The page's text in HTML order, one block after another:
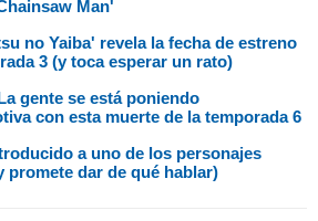
Man'
no Yaiba' revela la fecha de estreno
3 (y toca esperar un rato)
gente se está poniendo
con esta muerte de la temporada 6
a uno de los personajes
promete dar de qué hablar)